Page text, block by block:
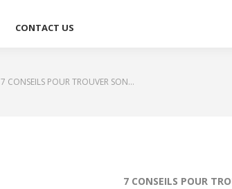
CONTACT US
7 CONSEILS POUR TROUVER SON…
7 CONSEILS POUR